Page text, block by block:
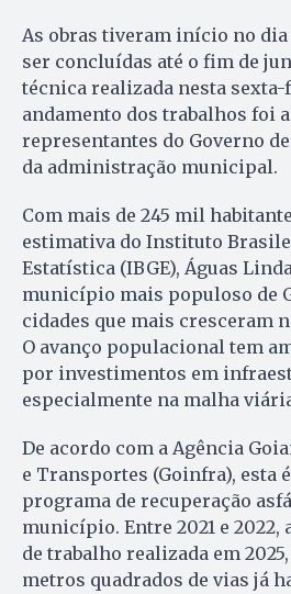
As obras tiveram início no dia
ser concluídas até o fim de
técnica realizada nesta sexta-
andamento dos trabalhos foi
representantes do Governo
da administração municipal.
Com mais de 245 mil
estimativa do Instituto
Estatística (IBGE), Águas
município mais populoso de
cidades que mais cresceram
O avanço populacional tem
por investimentos em
especialmente na malha
De acordo com a Agência
e Transportes (Goinfra), esta
programa de recuperação
município. Entre 2021 e 2022,
de trabalho realizada em
metros quadrados de vias já